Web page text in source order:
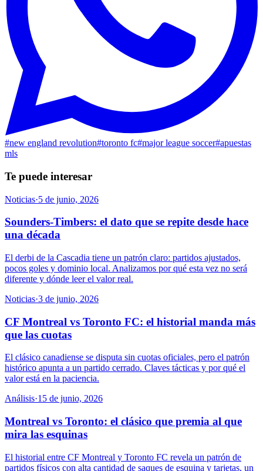
#new england revolution#toronto fc#major league soccer#apuestas
mls
Te puede interesar
Noticias·5 de junio, 2026
Sounders-Timbers: el dato que se repite desde hace
una década
El derbi de la Cascadia tiene un patrón claro: partidos ajustados,
pocos goles y dominio local. Analizamos por qué esta vez no será
diferente y dónde leer el valor real.
Noticias·3 de junio, 2026
CF Montreal vs Toronto FC: el historial manda más
que las cuotas
El clásico canadiense se disputa sin cuotas oficiales, pero el patrón
histórico apunta a un partido cerrado. Claves tácticas y por qué el
valor está en la paciencia.
Análisis·15 de junio, 2026
Montreal vs Toronto: el clásico que premia al que
mira las esquinas
El historial entre CF Montreal y Toronto FC revela un patrón de
partidos físicos con alta cantidad de saques de esquina y tarjetas, un